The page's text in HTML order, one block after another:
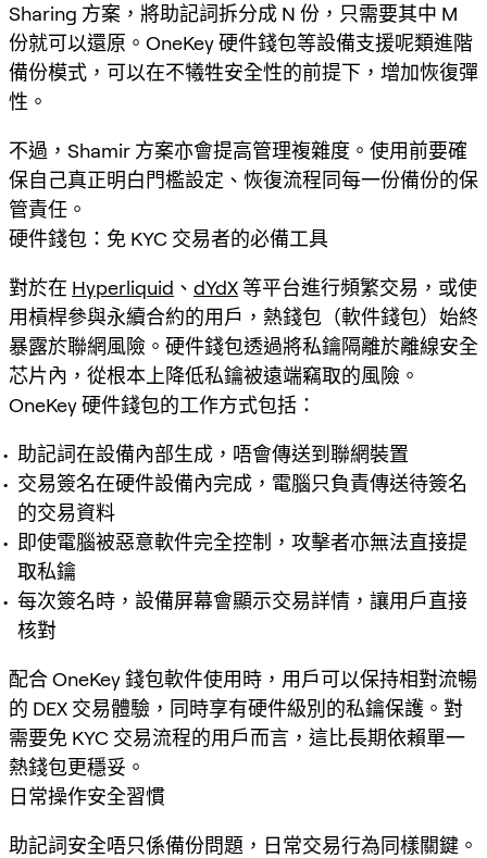
Sharing 方案，將助記詞拆分成 N 份，只需要其中 M
份就可以還原。OneKey 硬件錢包等設備支援呢類進階
備份模式，可以在不犧牲安全性的前提下，增加恢復彈
性。
不過，Shamir 方案亦會提高管理複雜度。使用前要確
保自己真正明白門檻設定、恢復流程同每一份備份的保
管責任。
硬件錢包：免 KYC 交易者的必備工具
對於在 Hyperliquid 、 dYdX 等平台進行頻繁交易，或使
用槓桿參與永續合約的用戶，熱錢包（軟件錢包）始終
暴露於聯網風險。硬件錢包透過將私鑰隔離於離線安全
芯片內，從根本上降低私鑰被遠端竊取的風險。
OneKey 硬件錢包的工作方式包括：
助記詞在設備內部生成，唔會傳送到聯網裝置
交易簽名在硬件設備內完成，電腦只負責傳送待簽名
的交易資料
即使電腦被惡意軟件完全控制，攻擊者亦無法直接提
取私鑰
每次簽名時，設備屏幕會顯示交易詳情，讓用戶直接
核對
配合 OneKey 錢包軟件使用時，用戶可以保持相對流暢
的 DEX 交易體驗，同時享有硬件級別的私鑰保護。對
需要免 KYC 交易流程的用戶而言，這比長期依賴單一
熱錢包更穩妥。
日常操作安全習慣
助記詞安全唔只係備份問題，日常交易行為同樣關鍵。